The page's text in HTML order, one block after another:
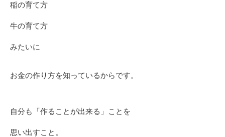
稲の育て方
牛の育て方
みたいに
お金の作り方を知っているからです。
自分も「作ることが出来る」ことを
思い出すこと。